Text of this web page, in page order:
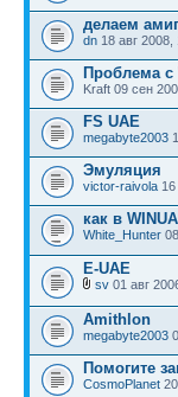
делаем
dn 18 авг 2008,
Проблема с
Kraft 09 сен
FS UAE
megabyte2003
Эмуляция
victor-raivola
как в
White_Hunter
E-UAE
sv 01 авг
Amithlon
megabyte2003
Помогите
CosmoPlanet